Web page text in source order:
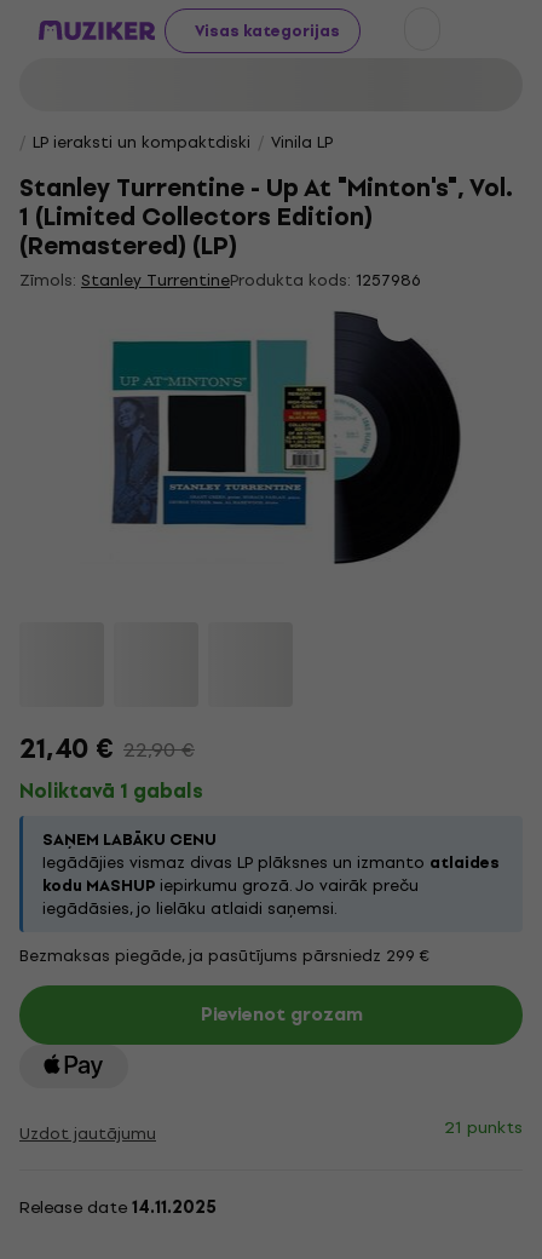
Visas kategorijas
LP ieraksti un kompaktdiski Vinila LP
Stanley Turrentine - Up At "Minton's", Vol.
1 (Limited Collectors Edition)
(Remastered) (LP)
Zīmols: Stanley TurrentineProdukta kods: 1257986
21,40 € 22,90 €
Noliktavā 1 gabals
SAŅEM LABĀKU CENU
Iegādājies vismaz divas LP plāksnes un izmanto atlaides
kodu MASHUP iepirkumu grozā. Jo vairāk preču
iegādāsies, jo lielāku atlaidi saņemsi.
Bezmaksas piegāde, ja pasūtījums pārsniedz 299 €
Pievienot grozam
Uzdot jautājumu 21 punkts
Release date14.11.2025